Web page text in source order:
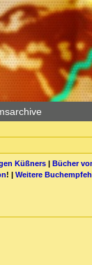
Küßners| Bücher
! | Weitere